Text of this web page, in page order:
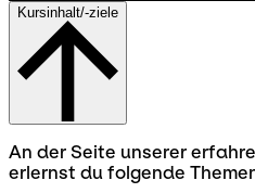
Kursinhalt/-ziele
An der Seite unserer
erlernst du folgende